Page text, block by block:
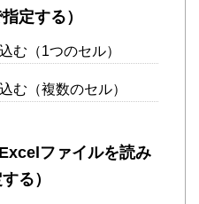
定する）
む（1つのセル）
む（複数のセル）
ファイルを読み
る）